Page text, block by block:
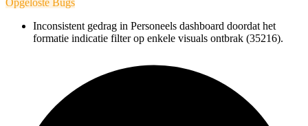
Opgeloste Bugs
Inconsistent gedrag in Personeels dashboard doordat het
formatie indicatie filter op enkele visuals ontbrak (35216).